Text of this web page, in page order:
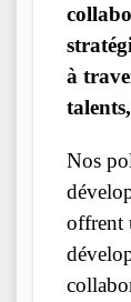
à
Nos
offrent